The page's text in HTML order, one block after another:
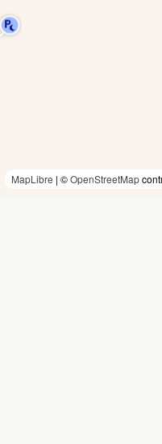
MapLibre | ©OpenStreetMap